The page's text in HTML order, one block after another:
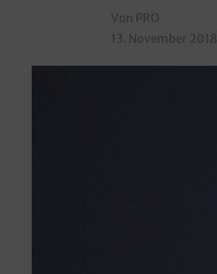
Von PRO
13. November 2018